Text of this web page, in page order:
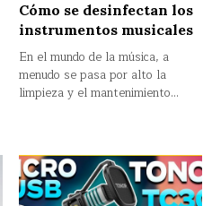
Cómo se desinfectan los
instrumentos musicales
En el mundo de la música, a
menudo se pasa por alto la
limpieza y el mantenimiento…